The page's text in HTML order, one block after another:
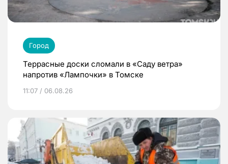
Город
Террасные доски сломали в «Саду ветра»
напротив «Лампочки» в Томске
11:07 / 06.08.26